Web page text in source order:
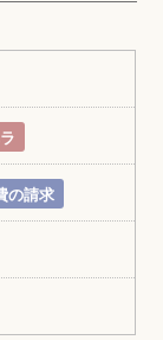
の請求